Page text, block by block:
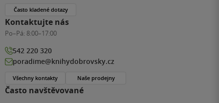
Často navštěvované
Často kladené dotazy
Kontaktujte nás
Po–Pá: 8:00–17:00
542 220 320
poradime@knihydobrovsky.cz
Všechny kontakty Naše prodejny